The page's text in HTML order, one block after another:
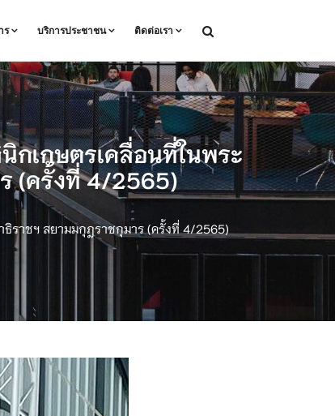
ร บริการประชาชน ติดต่อเรา
กเกษตรเคลื่อนที่ในพระ
(ครั้งที่ 4/2565)
ธิราชฯ สยามมกุฎราชกุมาร (ครั้งที่ 4/2565)